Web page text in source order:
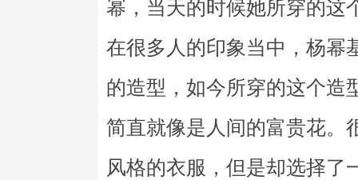
幂，当天的时候她所穿的这
在很多人的印象当中，杨幂
的造型，如今所穿的这个造
简直就像是人间的富贵花。
风格的衣服，但是却选择了